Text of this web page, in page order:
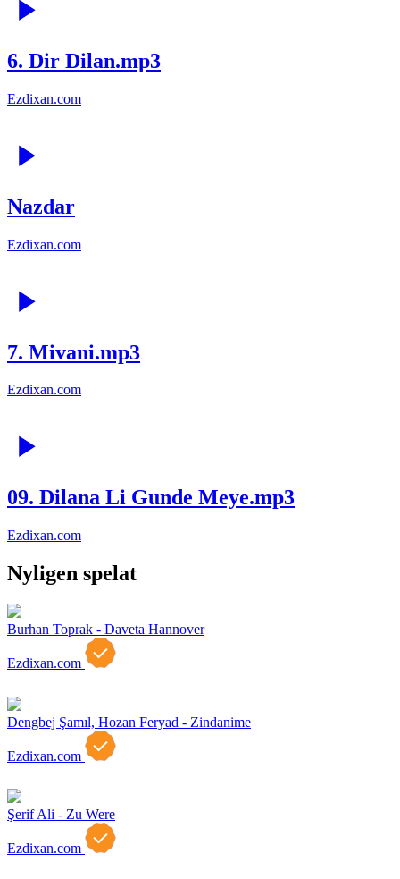
6. Dir Dilan.mp3
Ezdixan.com
Nazdar
Ezdixan.com
7. Mivani.mp3
Ezdixan.com
09. Dilana Li Gunde Meye.mp3
Ezdixan.com
Nyligen spelat
Burhan Toprak - Daveta Hannover
Ezdixan.com
Dengbej Şamıl, Hozan Feryad - Zindanime
Ezdixan.com
Şerif Ali - Zu Were
Ezdixan.com